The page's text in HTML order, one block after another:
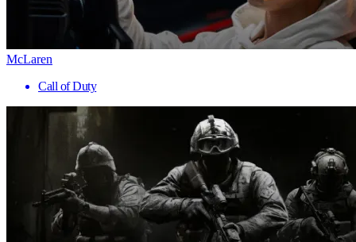
McLaren
Call of Duty